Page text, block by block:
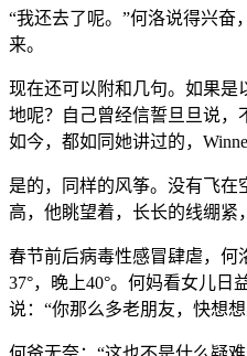
“我还去了呢。”何洛说得兴奋
来。
现在还可以附和几句。如果是
地呢？自己曾经信誓旦旦说，
如今，都如同她讲过的，
是的，同样的风筝。没有飞
高，他眺望着，长长的线绷紧
春节前后病毒性感冒肆虐，何
37°，晚上40°。何妈看女儿
说：“你那么多老朋友，快想